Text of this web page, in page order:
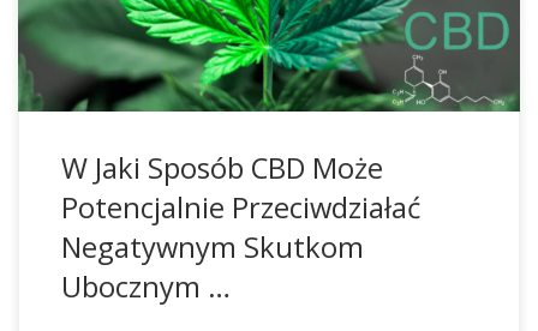
bezpieczne, nie mają skutków psychoaktywnych, są legalne
[…]
W Jaki Sposób CBD Może
Potencjalnie Przeciwdziałać
Negatywnym Skutkom
Ubocznym …